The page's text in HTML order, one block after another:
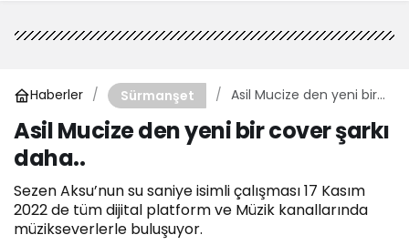
Haberler Sürmanşet
Asil Mucize den yeni bir
Asil Mucize den yeni bir cover şarkı
daha..
Sezen Aksu’nun su saniye isimli çalışması 17 Kasım
2022 de tüm dijital platform ve Müzik kanallarında
müzikseverlerle buluşuyor.